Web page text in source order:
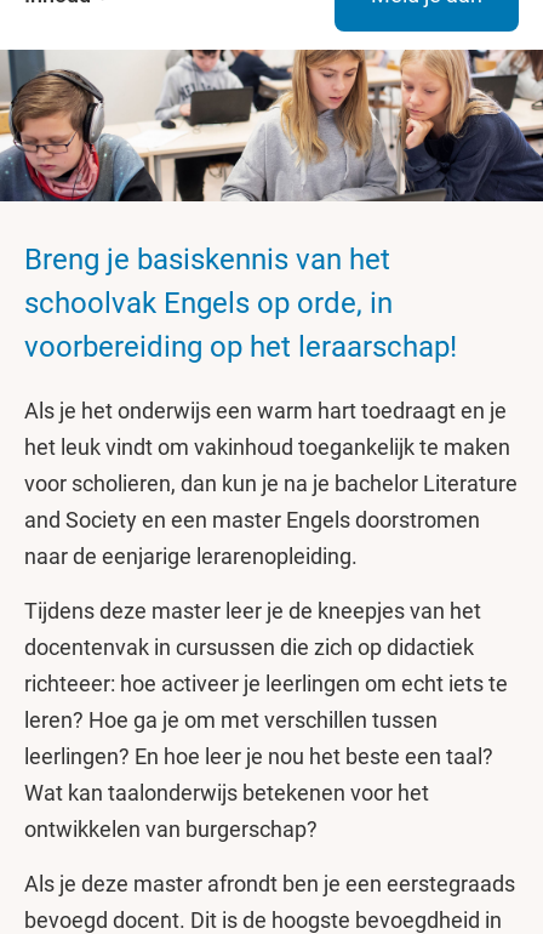
Breng je basiskennis van het
schoolvak Engels op orde, in
voorbereiding op het leraarschap!
Als je het onderwijs een warm hart toedraagt en je
het leuk vindt om vakinhoud toegankelijk te maken
voor scholieren, dan kun je na je bachelor Literature
and Society en een master Engels doorstromen
naar de eenjarige lerarenopleiding.
Tijdens deze master leer je de kneepjes van het
docentenvak in cursussen die zich op didactiek
richteeer: hoe activeer je leerlingen om echt iets te
leren? Hoe ga je om met verschillen tussen
leerlingen? En hoe leer je nou het beste een taal?
Wat kan taalonderwijs betekenen voor het
ontwikkelen van burgerschap?
Als je deze master afrondt ben je een eerstegraads
bevoegd docent. Dit is de hoogste bevoegdheid in